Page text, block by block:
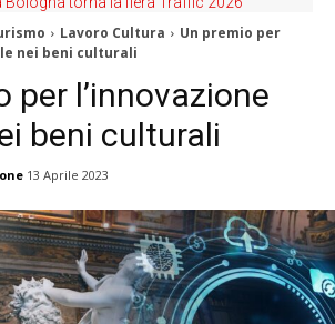
Lavoro Cultura
Un premio per
nei beni culturali
per l’innovazione
beni culturali
13 Aprile 2023